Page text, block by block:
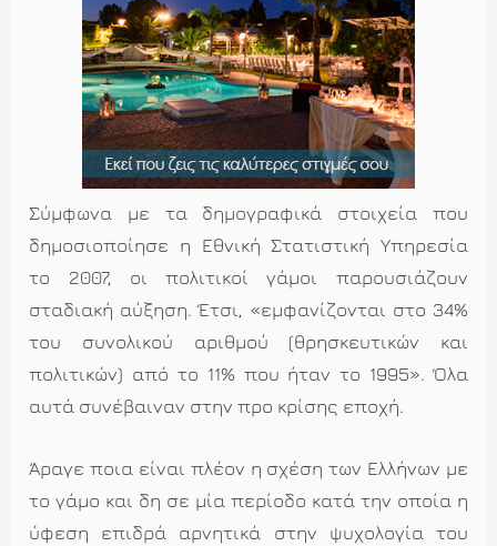
Σύμφωνα με τα δημογραφικά στοιχεία που
δημοσιοποίησε η Εθνική Στατιστική Υπηρεσία
το 2007, οι πολιτικοί γάμοι παρουσιάζουν
σταδιακή αύξηση. Έτσι, «εμφανίζονται στο 34%
του συνολικού αριθμού (θρησκευτικών και
πολιτικών) από το 11% που ήταν το 1995». Όλα
αυτά συνέβαιναν στην προ κρίσης εποχή.
Άραγε ποια είναι πλέον η σχέση των Ελλήνων με
το γάμο και δη σε μία περίοδο κατά την οποία η
ύφεση επιδρά αρνητικά στην ψυχολογία του